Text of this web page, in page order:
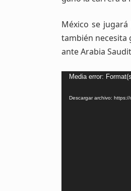
México se
también necesita
ante Arabia
Reproductor
Media error:
Descargar archivo: